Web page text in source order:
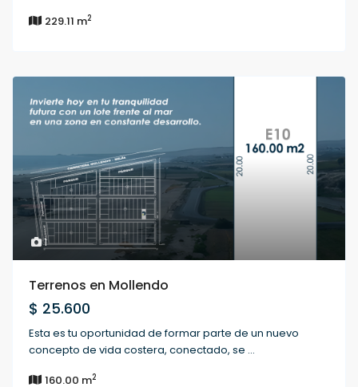
229.11 m2
1
Terrenos en Mollendo
$ 25.600
Esta es tu oportunidad de formar parte de un nuevo
concepto de vida costera, conectado, se ...
160.00 m2